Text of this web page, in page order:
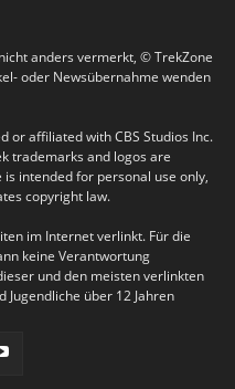
anders vermerkt, © TrekZone
oder Newsübernahme wenden
or affiliated with CBS Studios Inc.
trademarks and logos are
is intended for personal use only,
copyright law.
im Internet verlinkt. Für die
keine Verantwortung
und den meisten verlinkten
über 12 Jahren